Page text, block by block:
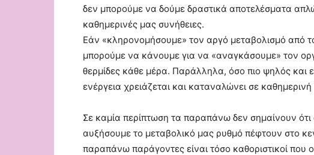
δεν μπορούμε να δούμε δραστικά αποτελέσματα
καθημερινές μας συνήθειες.
Εάν «κληρονομήσουμε» τον αργό μεταβολισμό από
μπορούμε να κάνουμε για να «αναγκάσουμε» τον
θερμίδες κάθε μέρα. Παράλληλα, όσο πιο ψηλός και
ενέργεια χρειάζεται και καταναλώνει σε
Σε καμία περίπτωση τα παραπάνω δεν σημαίνουν
αυξήσουμε το μεταβολικό μας ρυθμό πέφτουν στο
παραπάνω παράγοντες είναι τόσο καθοριστικοί που